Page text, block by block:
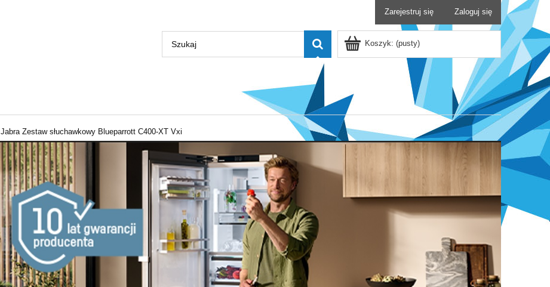
Zarejestruj się Zaloguj się
Koszyk: (pusty)
Jabra Zestaw słuchawkowy Blueparrott C400-XT Vxi